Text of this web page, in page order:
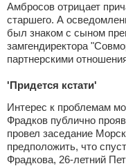
Амбросов отрицает
старшего. А
был знаком с сыном
замгендиректора
партнерскими
'Придется кстати'
Интерес к проблемам
Фрадков публично
провел заседание
предположить, что
Фрадкова, 26-летний